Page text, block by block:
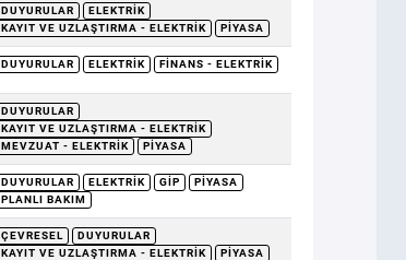
DUYURULAR
ELEKTRIK
KAYIT VE UZLAŞTIRMA - ELEKTRIK
PIYASA
DUYURULAR ELEKTRIK FINANS - ELEKTRIK
DUYURULAR
KAYIT VE UZLAŞTIRMA - ELEKTRIK
MEVZUAT - ELEKTRIK
PIYASA
DUYURULAR ELEKTRIK GİP
PIYASA
PLANLI BAKIM
ÇEVRESEL
DUYURULAR
KAYIT VE UZLAŞTIRMA - ELEKTRIK
PIYASA